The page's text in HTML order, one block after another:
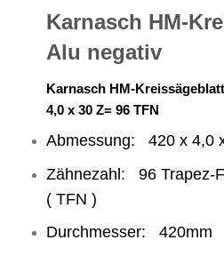
Karnasch HM-
Alu negativ
Karnasch HM-
4,0 x 30 Z= 96 TFN
Abmessung: 420 x 4,0
Zähnezahl: 96 Trapez-
( TFN )
Durchmesser: 420mm